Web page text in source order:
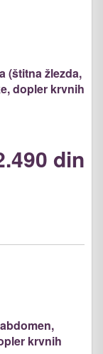
(štitna žlezda,
dopler krvnih
din
krvnih